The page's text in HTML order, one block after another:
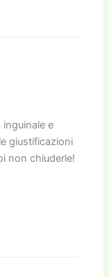
e
giustificazioni
non chiuderle!